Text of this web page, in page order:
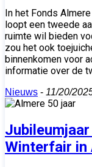
In het Fonds
loopt een tweede
ruimte wil bieden
zou het ook
binnenkomen voor
informatie over de
Nieuws - 11/20/
Winterfair in